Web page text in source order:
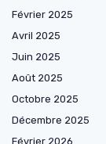
Février 2025
Avril 2025
Juin 2025
Août 2025
Octobre 2025
Décembre 2025
Février 2026